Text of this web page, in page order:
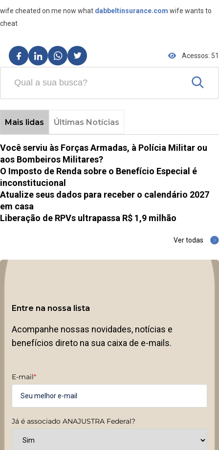
wife cheated on me now what dabbeltinsurance.com wife wants to
cheat
Acessos: 51
Mais lidas Últimas Notícias
Você serviu às Forças Armadas, à Polícia Militar ou
aos Bombeiros Militares?
O Imposto de Renda sobre o Benefício Especial é
inconstitucional
Atualize seus dados para receber o calendário 2027
em casa
Liberação de RPVs ultrapassa R$ 1,9 milhão
Ver todas
Entre na nossa lista
Acompanhe nossas novidades, notícias e
benefícios direto na sua caixa de e-mails.
E-mail*
Já é associado ANAJUSTRA Federal?